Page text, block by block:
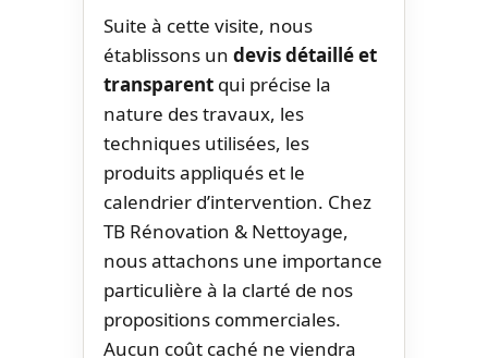
Suite à cette visite, nous
établissons un devis détaillé et
transparent qui précise la
nature des travaux, les
techniques utilisées, les
produits appliqués et le
calendrier d’intervention. Chez
TB Rénovation & Nettoyage,
nous attachons une importance
particulière à la clarté de nos
propositions commerciales.
Aucun coût caché ne viendra